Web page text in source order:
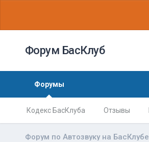
Форум БасКлуб
Форумы
Кодекс БасКлуба Отзывы
Форум по Автозвуку на БасКлубе